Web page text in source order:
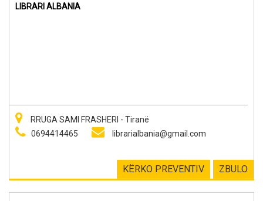
LIBRARI ALBANIA
RRUGA SAMI FRASHERI - Tiranë
0694414465
librarialbania@gmail.com
ZBULO
KËRKO PREVENTIV